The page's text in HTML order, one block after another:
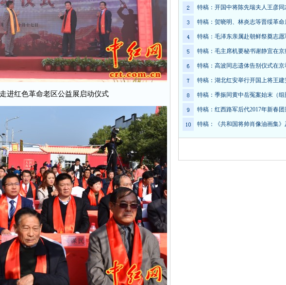
进红色革命老区公益展启动仪式
特稿：开国中将陈先瑞夫人王彦同
特稿：贺晓明、林炎志等晋绥革命
特稿：毛泽东亲属赴朝鲜祭奠志愿
特稿：毛主席机要秘书谢静宜在京
特稿：高波同志遗体告别仪式在京
特稿：湖北红安举行开国上将王
特稿：季振同黄中岳冤案始末（组
特稿：红西路军后代2017年新春团
特稿：《共和国将帅肖像油画集